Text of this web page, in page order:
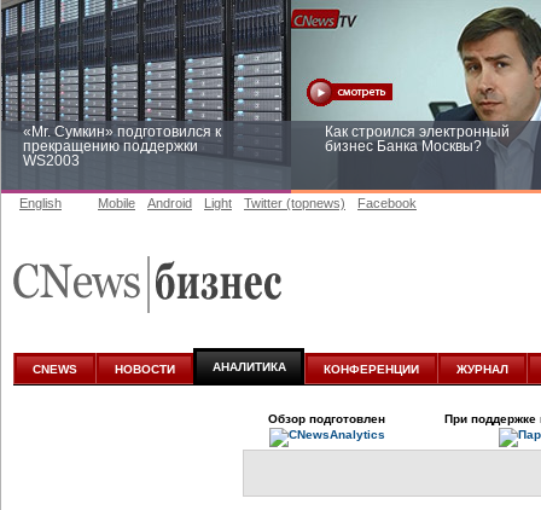
«Mr. Сумкин» подготовился к
прекращению поддержки
WS2003
Как строился электронный
бизнес Банка Москвы?
аналитике
English Mobile Android Light Twitter (topnews) Facebook
CNEWS НОВОСТИ АНАЛИТИКА КОНФЕРЕНЦИИ ЖУРНАЛ
Обзор подготовлен При поддержке